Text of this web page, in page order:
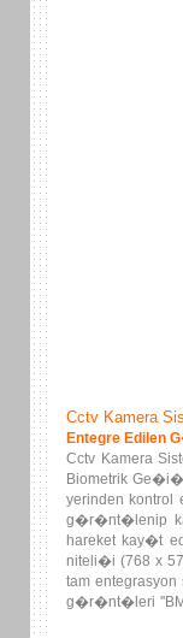
Cctv Kamera
Entegre Edilen
Cctv Kamera
Biometrik
yerinden
g�r�nt�lenip
hareket kay�t
niteli�i (768 x
tam
g�r�nt�leri